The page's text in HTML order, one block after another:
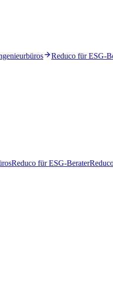
Reduco für ESG-
Reduco für ESG-Berater